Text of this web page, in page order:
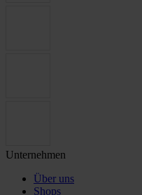
Unternehmen
Über uns
Shops